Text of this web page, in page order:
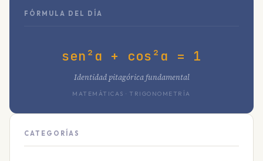
FÓRMULA DEL DÍA
sen²α + cos²α = 1
Identidad pitagórica fundamental
MATEMÁTICAS · TRIGONOMETRÍA
CATEGORÍAS